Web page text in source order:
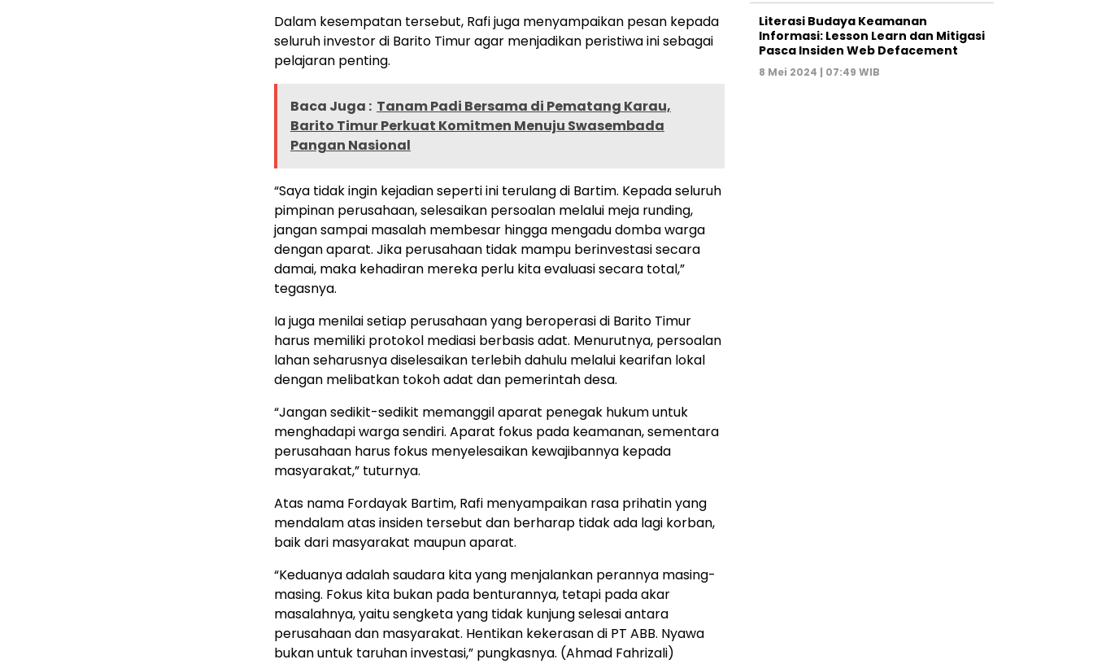
Dalam kesempatan tersebut, Rafi juga menyampaikan pesan kepada
seluruh investor di Barito Timur agar menjadikan peristiwa ini sebagai
pelajaran penting.
Baca Juga : Tanam Padi Bersama di Pematang Karau,
Barito Timur Perkuat Komitmen Menuju Swasembada
Pangan Nasional
“Saya tidak ingin kejadian seperti ini terulang di Bartim. Kepada seluruh
pimpinan perusahaan, selesaikan persoalan melalui meja runding,
jangan sampai masalah membesar hingga mengadu domba warga
dengan aparat. Jika perusahaan tidak mampu berinvestasi secara
damai, maka kehadiran mereka perlu kita evaluasi secara total,”
tegasnya.
Ia juga menilai setiap perusahaan yang beroperasi di Barito Timur
harus memiliki protokol mediasi berbasis adat. Menurutnya, persoalan
lahan seharusnya diselesaikan terlebih dahulu melalui kearifan lokal
dengan melibatkan tokoh adat dan pemerintah desa.
“Jangan sedikit-sedikit memanggil aparat penegak hukum untuk
menghadapi warga sendiri. Aparat fokus pada keamanan, sementara
perusahaan harus fokus menyelesaikan kewajibannya kepada
masyarakat,” tuturnya.
Atas nama Fordayak Bartim, Rafi menyampaikan rasa prihatin yang
mendalam atas insiden tersebut dan berharap tidak ada lagi korban,
baik dari masyarakat maupun aparat.
“Keduanya adalah saudara kita yang menjalankan perannya masing-
masing. Fokus kita bukan pada benturannya, tetapi pada akar
masalahnya, yaitu sengketa yang tidak kunjung selesai antara
perusahaan dan masyarakat. Hentikan kekerasan di PT ABB. Nyawa
bukan untuk taruhan investasi,” pungkasnya. (Ahmad Fahrizali)
Literasi Budaya Keamanan
Informasi: Lesson Learn dan Mitigasi
Pasca Insiden Web Defacement
8 Mei 2024 | 07:49 WIB